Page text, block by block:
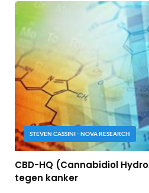
STEVEN CASSINI - NOVA RESEARCH
CBD-HQ (Cannabidiol
tegen kanker